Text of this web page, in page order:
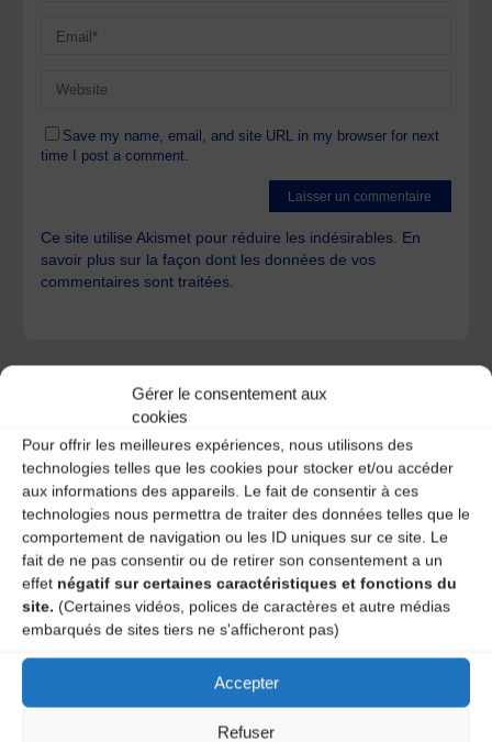
Gérer le consentement aux
cookies
Pour offrir les meilleures expériences, nous utilisons des
technologies telles que les cookies pour stocker et/ou accéder
aux informations des appareils. Le fait de consentir à ces
technologies nous permettra de traiter des données telles que le
comportement de navigation ou les ID uniques sur ce site. Le
fait de ne pas consentir ou de retirer son consentement a un
effet négatif sur certaines caractéristiques et fonctions du
site. (Certaines vidéos, polices de caractères et autre médias
embarqués de sites tiers ne s'afficheront pas)
Accepter
Refuser
Save my name, email, and site URL in my browser for next
time I post a comment.
Ce site utilise Akismet pour réduire les indésirables. En
savoir plus sur la façon dont les données de vos
commentaires sont traitées
A DECOUVRIR :